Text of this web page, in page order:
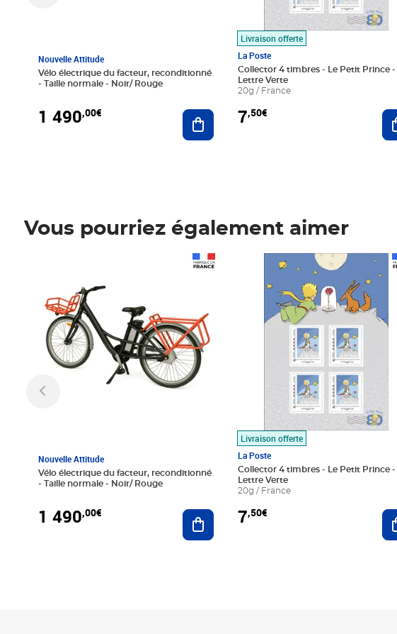
Nouvelle Attitude
Vélo électrique du facteur, reconditionné
- Taille normale - Noir/ Rouge
1 490,00€ Ajouter au panier
Livraison offerte
La Poste
Collector 4 timbres - Le Petit Prince -
Lettre Verte
20g / France
7,50€
Vous pourriez également aimer
Nouvelle Attitude
Vélo électrique du facteur, reconditionné
- Taille normale - Noir/ Rouge
1 490,00€ Ajouter au panier
Livraison offerte
La Poste
Collector 4 timbres - Le Petit Prince -
Lettre Verte
20g / France
7,50€
Prix 7,50€